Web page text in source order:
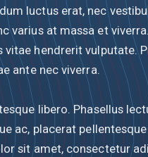
luctus erat, nec
varius at massa et
hendrerit vulputate.
ante nec viverra.
libero. Phasellus
ac, placerat
sit amet, consectetur